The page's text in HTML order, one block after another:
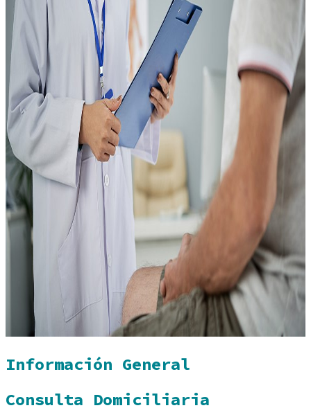
Información General
Consulta Domiciliaria